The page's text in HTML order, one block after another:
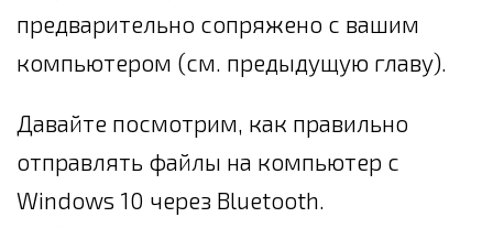
предварительно сопряжено с вашим
компьютером (см. предыдущую главу).
Давайте посмотрим, как правильно
отправлять файлы на компьютер с
Windows 10 через Bluetooth.